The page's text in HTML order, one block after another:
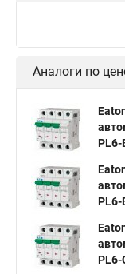
Аналоги по
PL6-
PL6-
PL6-